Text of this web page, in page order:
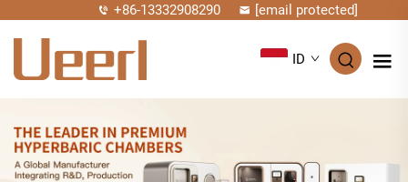
+86-13332908290 [email protected]
ID